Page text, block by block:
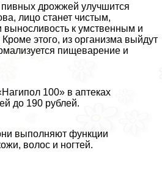
дрожжей улучшится
лицо станет чистым,
выносливость к умственным и
этого, из организма выйдут
пищеварение и
100» в аптеках
до 190 рублей.
выполняют функции
волос и ногтей.